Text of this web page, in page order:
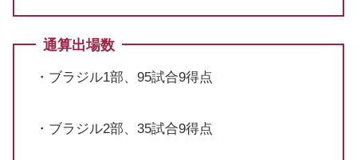
通算出場数
・ブラジル1部、95試合9得点
・ブラジル2部、35試合9得点